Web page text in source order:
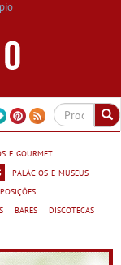
e gourmet
palácios e museus
bares
discotecas